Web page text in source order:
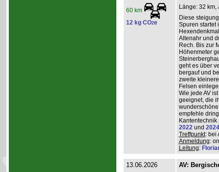
60 km
12 kg CO2e
Länge: 32 km,
Diese
Spuren startet
Altenahr und
Rech. Bis zur
Höhenmeter
geht es über
bergauf und
zweite
Felsen
Wie jede AV
geeignet, die
empfehle
2022und 2024
Treffpunkt: bei
Anmeldung:
Leitung:
13.06.2026 AV: